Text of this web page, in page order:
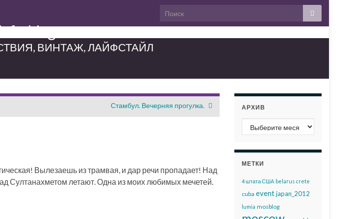
ВИНТАЖ, ЛАЙФСТАЙЛ
Стамбул. Вечерняя прогулка.
Вылезаешь из трамвая, и дар речи пропадает! Над
Султанахметом летают. Одна из моих любимых мечетей.
АРХИВ
Архив
МЕТКИ
4 штата США belarus crete
cuba event japan_2012
lumia mosblog